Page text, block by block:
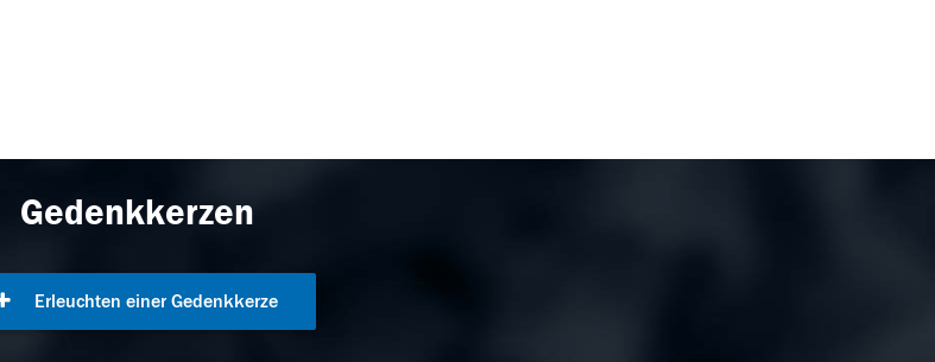
Gedenkkerzen
Erleuchten einer Gedenkkerze